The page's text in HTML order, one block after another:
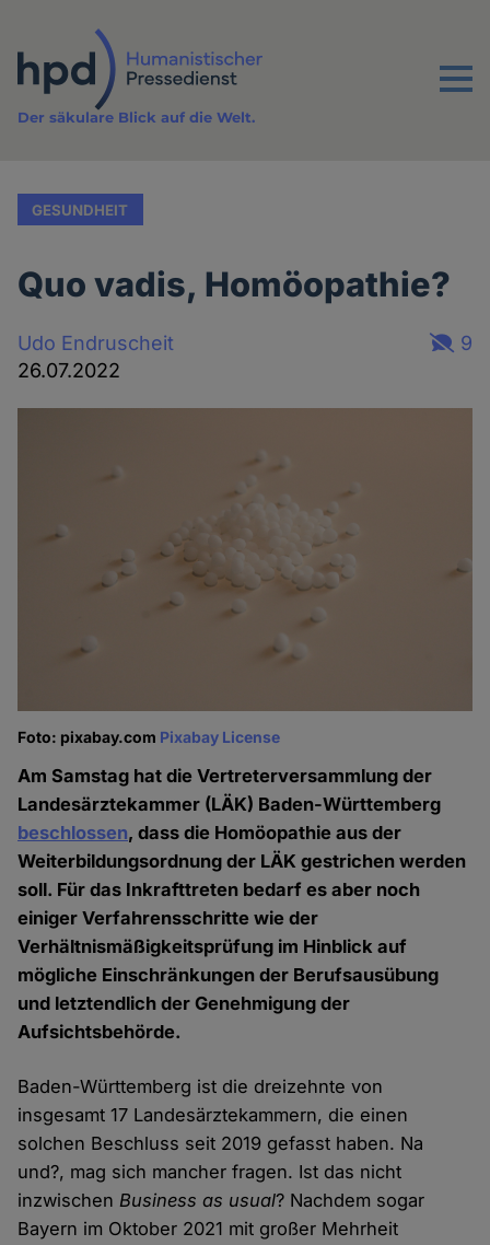
Inhalt
Menu
Der säkulare Blick auf die Welt.
GESUNDHEIT
Quo vadis, Homöopathie?
Udo Endruscheit
26.07.2022
9
Foto: pixabay.com Pixabay License
Am Samstag hat die Vertreterversammlung der
Landesärztekammer (LÄK) Baden-Württemberg
beschlossen, dass die Homöopathie aus der
Weiterbildungsordnung der LÄK gestrichen werden
soll. Für das Inkrafttreten bedarf es aber noch
einiger Verfahrensschritte wie der
Verhältnismäßigkeitsprüfung im Hinblick auf
mögliche Einschränkungen der Berufsausübung
und letztendlich der Genehmigung der
Aufsichtsbehörde.
Baden-Württemberg ist die dreizehnte von
insgesamt 17 Landesärztekammern, die einen
solchen Beschluss seit 2019 gefasst haben. Na
und?, mag sich mancher fragen. Ist das nicht
inzwischenBusiness as usual? Nachdem sogar
Bayern im Oktober 2021 mit großer Mehrheit